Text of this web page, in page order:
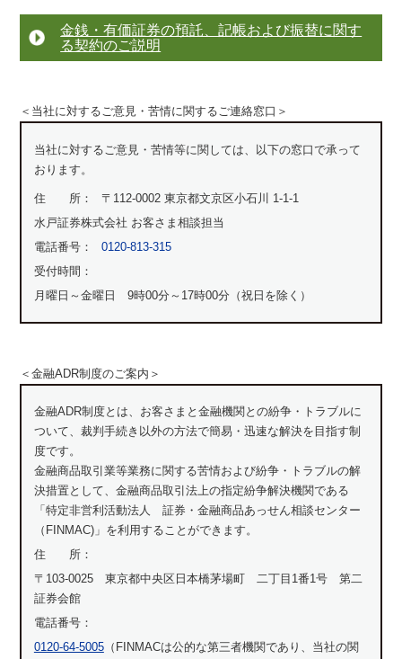
金銭・有価証券の預託、記帳および振替に関す
る契約のご説明
＜当社に対するご意見・苦情に関するご連絡窓口＞
当社に対するご意見・苦情等に関しては、以下の窓口で承って
おります。
住 所：
〒112-0002 東京都文京区小石川 1-1-1
水戸証券株式会社 お客さま相談担当
電話番号：
0120-813-315
受付時間：
月曜日～金曜日 9時00分～17時00分（祝日を除く）
＜金融ADR制度のご案内＞
金融ADR制度とは、お客さまと金融機関との紛争・トラブルに
ついて、裁判手続き以外の方法で簡易・迅速な解決を目指す制
度です。
金融商品取引業等業務に関する苦情および紛争・トラブルの解
決措置として、金融商品取引法上の指定紛争解決機関である
「特定非営利活動法人 証券・金融商品あっせん相談センター
（FINMAC)」を利用することができます。
住 所：
〒103-0025 東京都中央区日本橋茅場町 二丁目1番1号 第二
証券会館
電話番号：
0120-64-5005（FINMACは公的な第三者機関であり、当社の関